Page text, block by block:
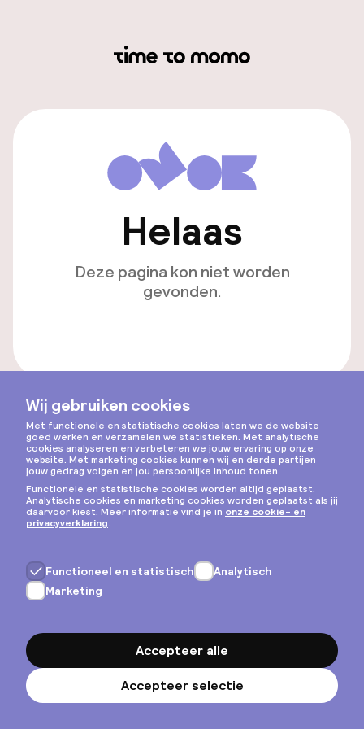
Helaas
Deze pagina kon niet worden
gevonden.